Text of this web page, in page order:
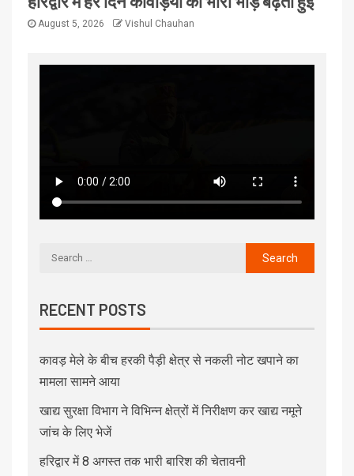
August 5, 2026 Vishul Chauhan
RECENT POSTS
कावड़ मेले के बीच हरकी पैड़ी क्षेत्र से नकली नोट खपाने का
मामला सामने आया
खाद्य सुरक्षा विभाग ने विभिन्न क्षेत्रों में निरीक्षण कर खाद्य नमूने
जांच के लिए भेजें
हरिद्वार में 8 अगस्त तक भारी बारिश की चेतावनी